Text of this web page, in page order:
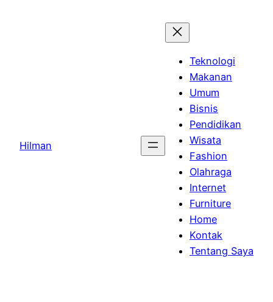
Hilman
Teknologi
Makanan
Umum
Bisnis
Pendidikan
Wisata
Fashion
Olahraga
Internet
Furniture
Home
Kontak
Tentang Saya